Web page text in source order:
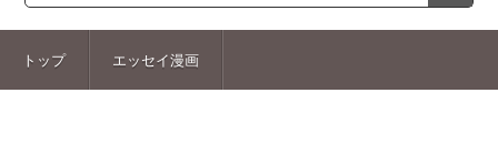
トップ エッセイ漫画